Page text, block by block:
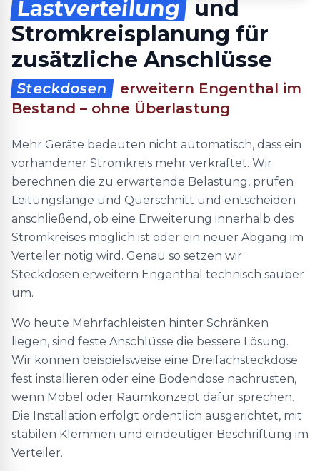
Lastverteilung
und
Stromkreisplanung für
zusätzliche Anschlüsse
Steckdosen
erweitern Engenthal im
Bestand – ohne Überlastung
Mehr Geräte bedeuten nicht automatisch, dass ein
vorhandener Stromkreis mehr verkraftet. Wir
berechnen die zu erwartende Belastung, prüfen
Leitungslänge und Querschnitt und entscheiden
anschließend, ob eine Erweiterung innerhalb des
Stromkreises möglich ist oder ein neuer Abgang im
Verteiler nötig wird. Genau so setzen wir
Steckdosen erweitern Engenthal technisch sauber
um.
Wo heute Mehrfachleisten hinter Schränken
liegen, sind feste Anschlüsse die bessere Lösung.
Wir können beispielsweise eine Dreifachsteckdose
fest installieren oder eine Bodendose nachrüsten,
wenn Möbel oder Raumkonzept dafür sprechen.
Die Installation erfolgt ordentlich ausgerichtet, mit
stabilen Klemmen und eindeutiger Beschriftung im
Verteiler.